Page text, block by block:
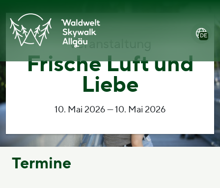
Inhalt
springen
öffnen
Footer
springen
Barrierefreiheitserklärung
DE
Veranstaltung
Frische Luft und
Liebe
10. Mai 2026 — 10. Mai 2026
Termine